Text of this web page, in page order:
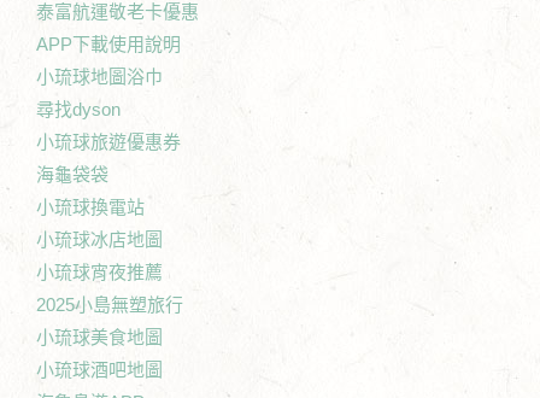
泰富航運敬老卡優惠
APP下載使用說明
小琉球地圖浴巾
尋找dyson
小琉球旅遊優惠券
海龜袋袋
小琉球換電站
小琉球冰店地圖
小琉球宵夜推薦
2025小島無塑旅行
小琉球美食地圖
小琉球酒吧地圖